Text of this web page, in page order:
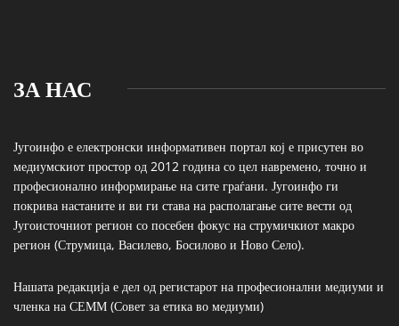
ЗА НАС
Југоинфо е електронски информативен портал кој е присутен во
медиумскиот простор од 2012 година со цел навремено, точно и
професионално информирање на сите граѓани. Југоинфо ги
покрива настаните и ви ги става на располагање сите вести од
Југоисточниот регион со посебен фокус на струмичкиот макро
регион (Струмица, Василево, Босилово и Ново Село).
Нашата редакција е дел од регистарот на професионални медиуми и
членка на СЕММ (Совет за етика во медиуми)